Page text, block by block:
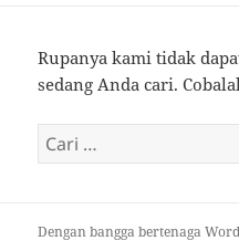
Rupanya kami tidak
sedang Anda cari.
Cari
untuk:
Dengan bangga bertenaga